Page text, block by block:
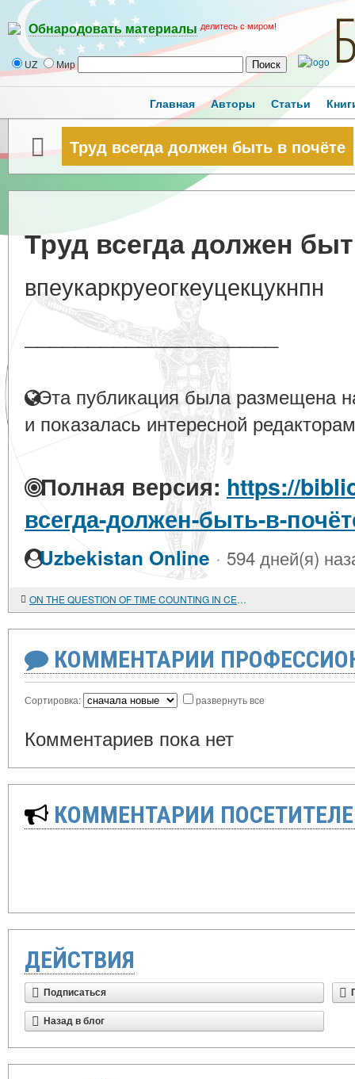
Обнародовать материалы делитесь с миром!
UZ Мир
Главная Авторы Статьи
Труд всегда должен быть в почёте
Труд всегда должен
впеукаркруеогкеуцекцукнпн
____________________
Эта публикация была размещена
и показалась интересной
Полная версия: https://
всегда-должен-быть-в-
Uzbekistan Online · 594 дней(я)
ON THE QUESTION OF TIME COUNTING IN CENTRAL ASIA
КОММЕНТАРИИ
Сортировка: развернуть все
Комментариев пока нет
КОММЕНТАРИИ
ДЕЙСТВИЯ
Подписаться
Назад в блог